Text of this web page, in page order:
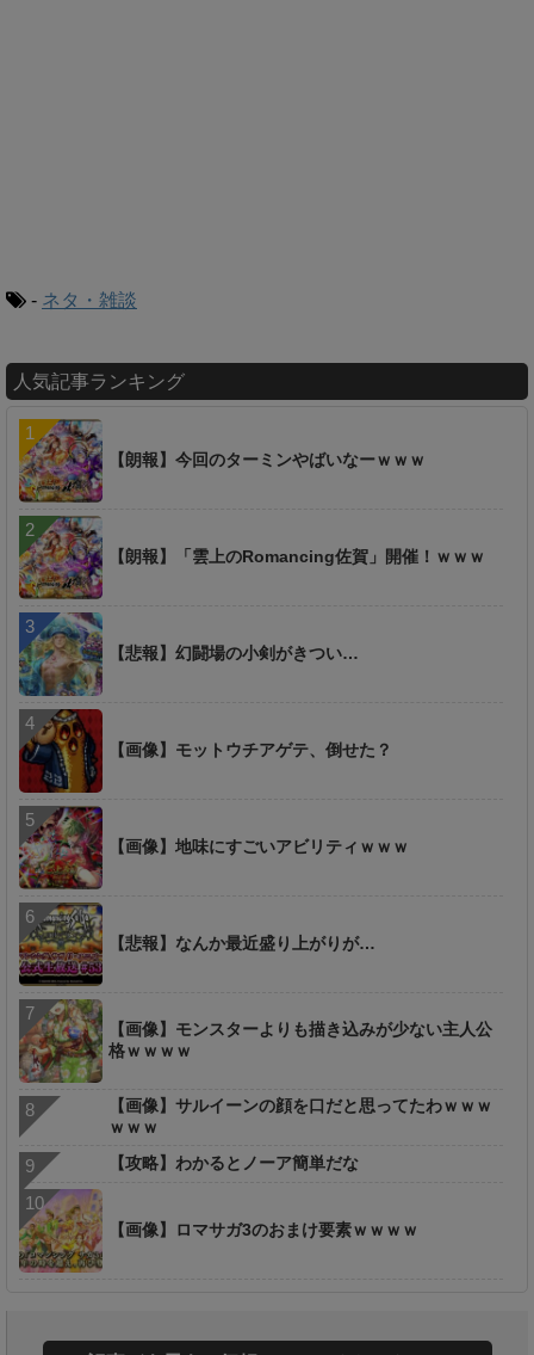
- ネタ・雑談
人気記事ランキング
【朗報】今回のターミンやばいなーｗｗｗ
【朗報】「雲上のRomancing佐賀」開催！ｗｗｗ
【悲報】幻闘場の小剣がきつい…
【画像】モットウチアゲテ、倒せた？
【画像】地味にすごいアビリティｗｗｗ
【悲報】なんか最近盛り上がりが…
【画像】モンスターよりも描き込みが少ない主人公
格ｗｗｗｗ
【画像】サルイーンの顔を口だと思ってたわｗｗｗ
ｗｗｗ
【攻略】わかるとノーア簡単だな
【画像】ロマサガ3のおまけ要素ｗｗｗｗ